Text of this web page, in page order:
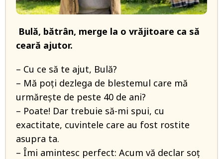
Bulă, bătrân, merge la o vrăjitoare ca să
ceară ajutor.
– Cu ce să te ajut, Bulă?
– Mă poți dezlega de blestemul care mă
urmărește de peste 40 de ani?
– Poate! Dar trebuie să-mi spui, cu
exactitate, cuvintele care au fost rostite
asupra ta.
– Îmi amintesc perfect: Acum vă declar soț